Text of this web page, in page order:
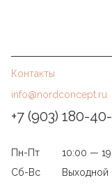
Контакты
info@nordconcept.ru
+7 (903) 180-
Пн-Пт
10:00 —
Сб-Вс
Выходной